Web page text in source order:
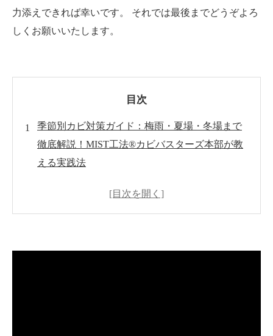
力添えできれば幸いです。 それでは最後までどうぞよろ
しくお願いいたします。
目次
季節別カビ対策ガイド：梅雨・夏場・冬場まで
徹底解説！MIST工法®カビバスターズ本部が教
える実践法